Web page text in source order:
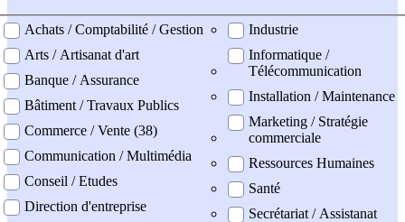
professionel
Achats / Comptabilité / Gestion
Arts / Artisanat d'art
Banque / Assurance
Bâtiment / Travaux Publics
Commerce / Vente (38)
Communication / Multimédia
Conseil / Etudes
Direction d'entreprise
Industrie
Informatique /
Télécommunication
Installation / Maintenance
Marketing / Stratégie
commerciale
Ressources Humaines
Santé
Secrétariat / Assistanat